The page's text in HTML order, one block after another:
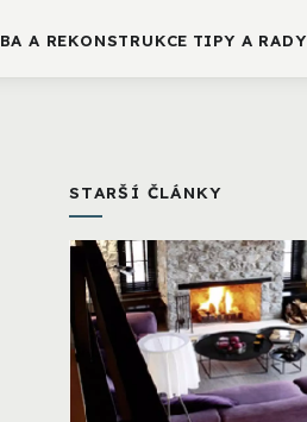
A REKONSTRUKCE TIPY A RADY
STARŠÍ ČLÁNKY